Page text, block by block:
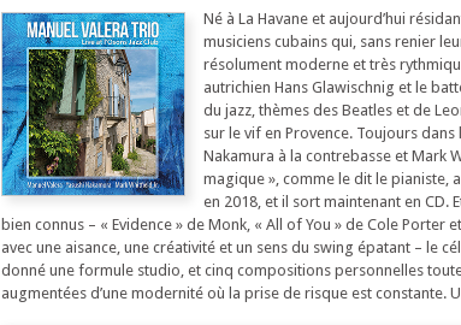
Né à La Havane et aujourd’hui
musiciens cubains qui, sans renier
résolument moderne et très
autrichien Hans Glawischnig et le
du jazz, thèmes des Beatles et de
sur le vif en Provence. Toujours
Nakamura à la contrebasse et Mark
magique », comme le dit le pianiste,
en 2018, et il sort maintenant en CD.
bien connus – « Evidence » de Monk, « All of You » de Cole Porter
avec une aisance, une créativité et un sens du swing épatant – le
donné une formule studio, et cinq compositions personnelles
augmentées d’une modernité où la prise de risque est constante.